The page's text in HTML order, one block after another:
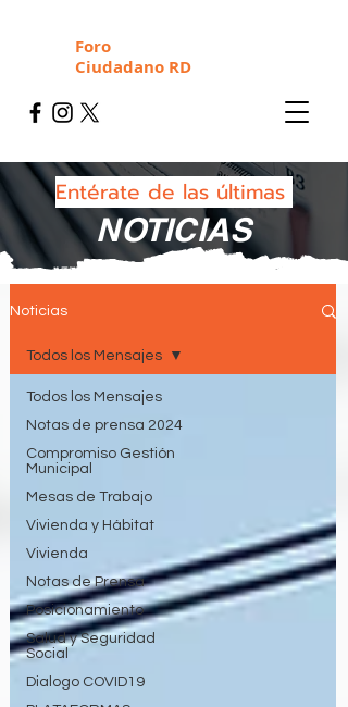
Foro
Ciudadano RD
Entérate de las últimas
NOTICIAS
Noticias
Todos los Mensajes
Notas de prensa 2024
Compromiso Gestión
Municipal
Mesas de Trabajo
Vivienda y Hábitat
Vivienda
Notas de Prensa
Posicionamiento
Salud y Seguridad
Social
Dialogo COVID19
Todos los Mensajes